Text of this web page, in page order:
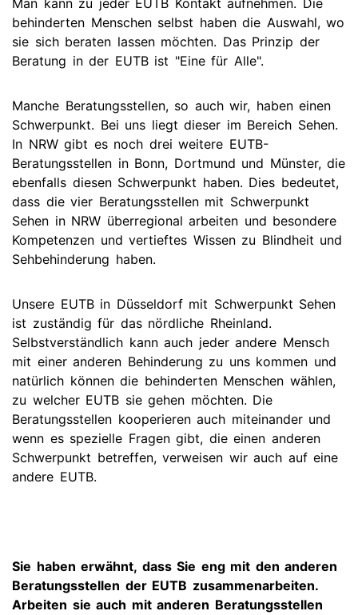
Man kann zu jeder EUTB Kontakt aufnehmen. Die
behinderten Menschen selbst haben die Auswahl, wo
sie sich beraten lassen möchten. Das Prinzip der
Beratung in der EUTB ist "Eine für Alle".
Manche Beratungsstellen, so auch wir, haben einen
Schwerpunkt. Bei uns liegt dieser im Bereich Sehen.
In NRW gibt es noch drei weitere EUTB-
Beratungsstellen in Bonn, Dortmund und Münster, die
ebenfalls diesen Schwerpunkt haben. Dies bedeutet,
dass die vier Beratungsstellen mit Schwerpunkt
Sehen in NRW überregional arbeiten und besondere
Kompetenzen und vertieftes Wissen zu Blindheit und
Sehbehinderung haben.
Unsere EUTB in Düsseldorf mit Schwerpunkt Sehen
ist zuständig für das nördliche Rheinland.
Selbstverständlich kann auch jeder andere Mensch
mit einer anderen Behinderung zu uns kommen und
natürlich können die behinderten Menschen wählen,
zu welcher EUTB sie gehen möchten. Die
Beratungsstellen kooperieren auch miteinander und
wenn es spezielle Fragen gibt, die einen anderen
Schwerpunkt betreffen, verweisen wir auch auf eine
andere EUTB.
Sie haben erwähnt, dass Sie eng mit den anderen
Beratungsstellen der EUTB zusammenarbeiten.
Arbeiten sie auch mit anderen Beratungsstellen